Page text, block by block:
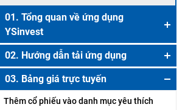
01. Tổng quan về ứng dụng
YSinvest
Trang chủ
Bộ lọc cổ phiếu (Stock screener)
Danh mục yêu thích (Watchlist)
02. Hướng dẫn tải ứng dụng
Tải ứng dụng cho nền tảng IOS
Tải ứng dụng cho nền tảng Android
03. Bảng giá trực tuyến
Thêm cổ phiếu vào danh mục yêu thích